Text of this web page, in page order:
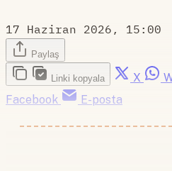
17 Haziran 2026, 15:00
Paylaş
Linki kopyala X
Facebook
E-posta